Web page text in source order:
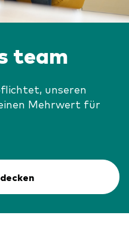
team
unseren
Mehrwert für